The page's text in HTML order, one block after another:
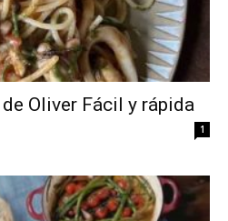
Oliver Fácil y rápida
1